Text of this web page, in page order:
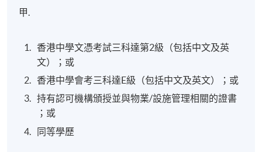
Qlik
Kepware
利用大數據做決策
甲.
香港中學文憑考試三科達第2級（包括中文及英
文）；或
香港中學會考三科達E級（包括中文及英文）；或
持有認可機構頒授並與物業/設施管理相關的證書
；或
同等學歷